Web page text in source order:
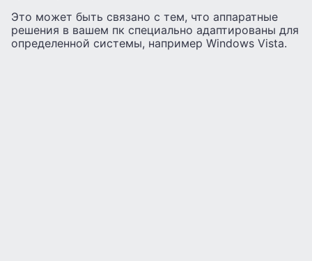
Это может быть связано с тем, что аппаратные
решения в вашем пк специально адаптированы для
определенной системы, например Windows Vista.